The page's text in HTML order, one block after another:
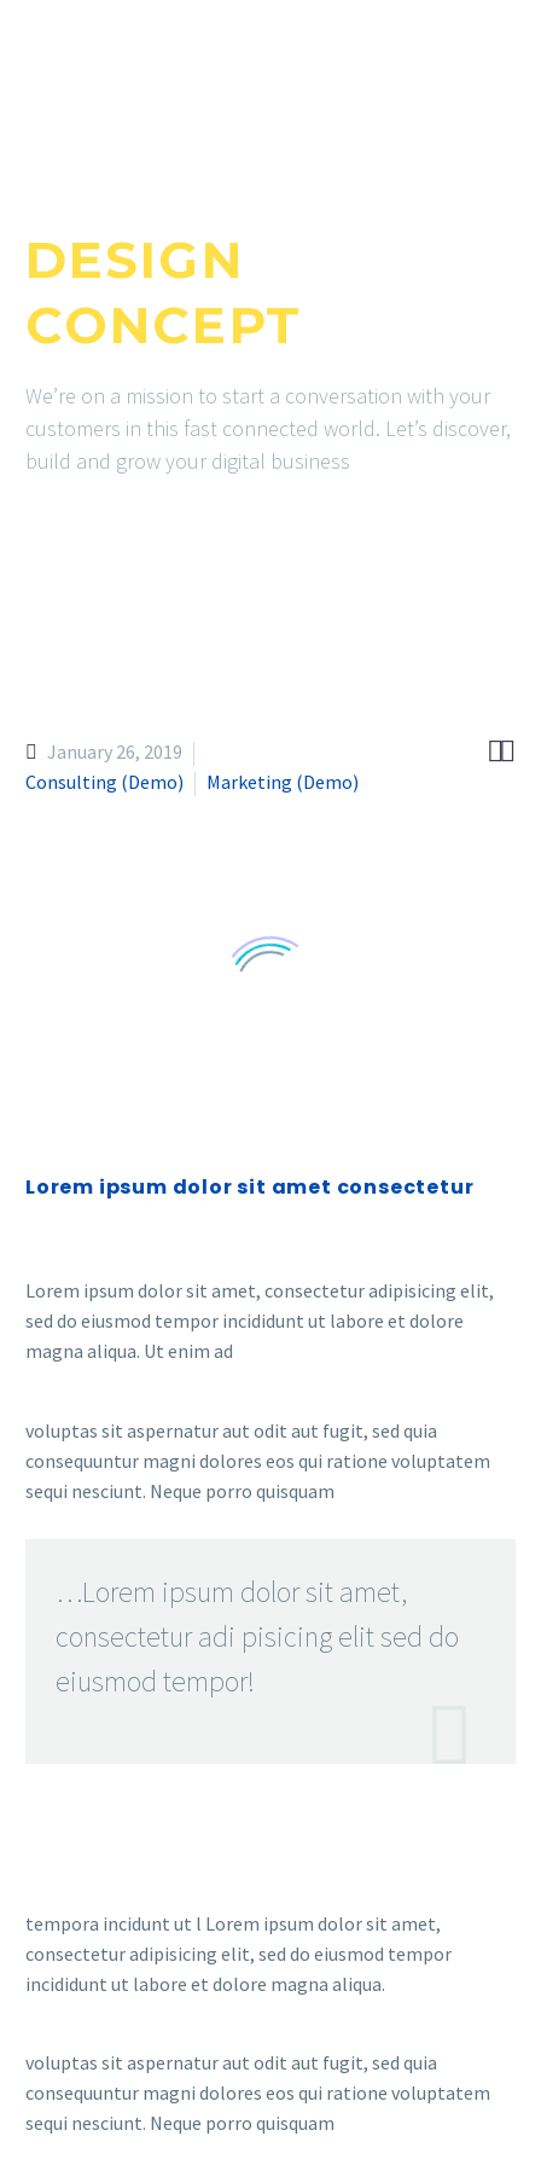
DESIGN
CONCEPT
We’re on a mission to start a conversation with your
customers in this fast connected world. Let’s discover,
build and grow your digital business

January 26, 2019
Consulting (Demo)
Marketing (Demo)
Lorem ipsum dolor sit amet consectetur
Lorem ipsum dolor sit amet, consectetur adipisicing elit,
sed do eiusmod tempor incididunt ut labore et dolore
magna aliqua. Ut enim ad
voluptas sit aspernatur aut odit aut fugit, sed quia
consequuntur magni dolores eos qui ratione voluptatem
sequi nesciunt. Neque porro quisquam
…Lorem ipsum dolor sit amet,
consectetur adi pisicing elit sed do
eiusmod tempor!
tempora incidunt ut l Lorem ipsum dolor sit amet,
consectetur adipisicing elit, sed do eiusmod tempor
incididunt ut labore et dolore magna aliqua.
voluptas sit aspernatur aut odit aut fugit, sed quia
consequuntur magni dolores eos qui ratione voluptatem
sequi nesciunt. Neque porro quisquam